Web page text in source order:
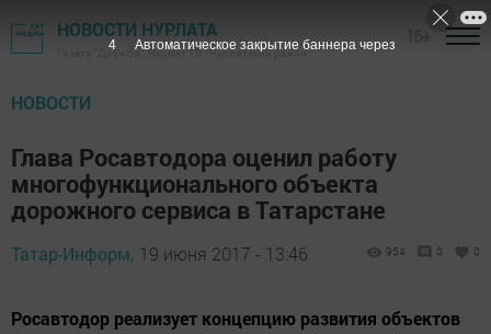
НОВОСТИ НУРЛАТА
Газета "Дружба", Нурлат ТВ - Нурлатский район
НОВОСТИ
Глава Росавтодора оценил работу
многофункционального объекта
дорожного сервиса в Татарстане
Татар-Информ, 19 июня 2017 - 13:46 954 0 0
Росавтодор реализует концепцию развития объектов
3 Автоматическое закрытие баннера через